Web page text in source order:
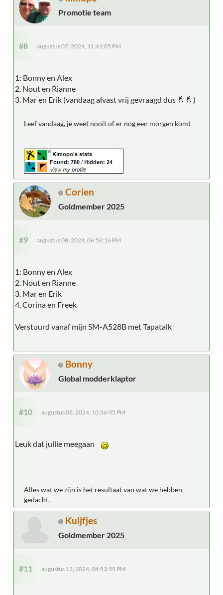
Promotie team
#8 augustus 07, 2024, 11:41:05 PM
1: Bonny en Alex
2. Nout en Rianne
3. Mar en Erik (vandaag alvast vrij gevraagd dus 🤞🤞)
Leef vandaag, je weet nooit of er nog een morgen komt
Corien
Goldmember 2025
#9 augustus 08, 2024, 06:56:16 PM
1: Bonny en Alex
2. Nout en Rianne
3. Mar en Erik
4. Corina en Freek
Verstuurd vanaf mijn SM-A528B met Tapatalk
Bonny
Global modderklaptor
#10 augustus 08, 2024, 10:36:05 PM
Leuk dat jullie meegaan
Alles wat we zijn is het resultaat van wat we hebben
gedacht.
Kuijfjes
Goldmember 2025
#11 augustus 13, 2024, 04:53:55 PM